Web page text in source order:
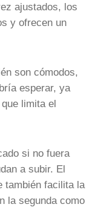
ajustados, los
y ofrecen un
son cómodos,
esperar, ya
limita el
si no fuera
a subir. El
también facilita la
la segunda como